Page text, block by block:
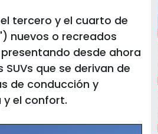
tercero y el cuarto de
nuevos o recreados
desde ahora
que se derivan de
de conducción y
el confort.